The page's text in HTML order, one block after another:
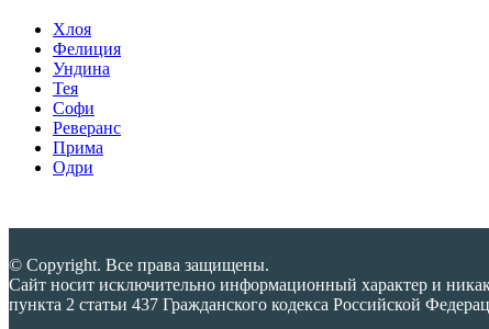
Хлоя
Фелиция
Ундина
Тея
Софи
Реверанс
Прима
Одри
© Copyright. Все права защищены.
Сайт носит исключительно информационный характер и
пункта 2 статьи 437 Гражданского кодекса Российской